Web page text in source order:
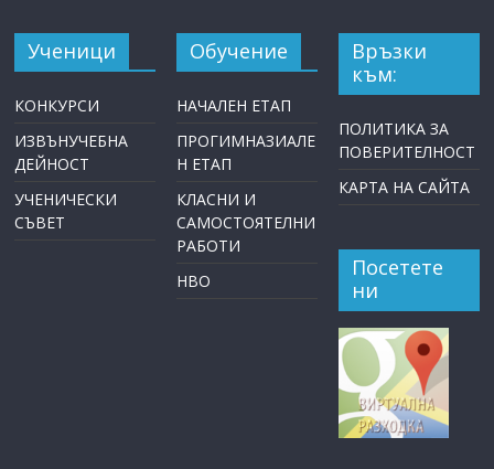
Ученици
КОНКУРСИ
ИЗВЪНУЧЕБНА
ДЕЙНОСТ
УЧЕНИЧЕСКИ
СЪВЕТ
Обучение
НАЧАЛЕН ЕТАП
ПРОГИМНАЗИАЛЕ
Н ЕТАП
КЛАСНИ И
САМОСТОЯТЕЛНИ
РАБОТИ
НВО
Връзки
към:
ПОЛИТИКА ЗА
ПОВЕРИТЕЛНОСТ
КАРТА НА САЙТА
Посетете
ни